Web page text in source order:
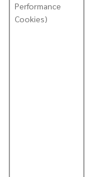
Performance
Cookies)